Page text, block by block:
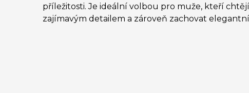
příležitosti. Je ideální volbou pro muže, kteří
zajímavým detailem a zároveň zachovat